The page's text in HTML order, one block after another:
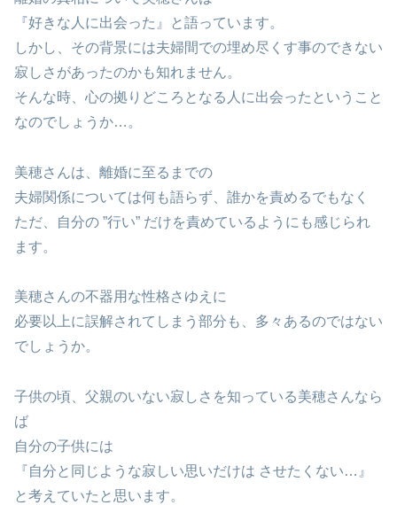
『好きな人に出会った』と語っています。
しかし、その背景には夫婦間での埋め尽くす事のできない
寂しさがあったのかも知れません。
そんな時、心の拠りどころとなる人に出会ったということ
なのでしょうか…。
美穂さんは、離婚に至るまでの
夫婦関係については何も語らず、誰かを責めるでもなく
ただ、自分の ”行い” だけを責めているようにも感じられ
ます。
美穂さんの不器用な性格さゆえに
必要以上に誤解されてしまう部分も、多々あるのではない
でしょうか。
子供の頃、父親のいない寂しさを知っている美穂さんなら
ば
自分の子供には
『自分と同じような寂しい思いだけは させたくない…』
と考えていたと思います。